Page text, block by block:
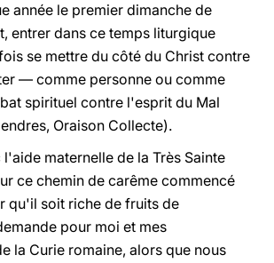
année le premier dimanche de
entrer dans ce temps liturgique
se mettre du côté du Christ contre
— comme personne ou comme
spirituel contre l'esprit du Mal
Oraison Collecte).
maternelle de la Très Sainte
ce chemin de carême commencé
qu'il soit riche de fruits de
pour moi et mes
la Curie romaine, alors que nous